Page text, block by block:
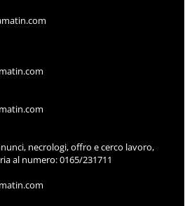
necrologi, offro e cerco lavoro,
al numero: 0165/231711